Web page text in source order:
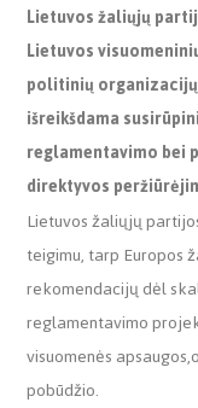
Lietuvos žaliųjų
Lietuvos
politinių
išreikšdama
reglamentavimo bei
direktyvos
Lietuvos žaliųjų
teigimu, tarp Europos
rekomendacijų dėl
reglamentavimo
visuomenės
pobūdžio.